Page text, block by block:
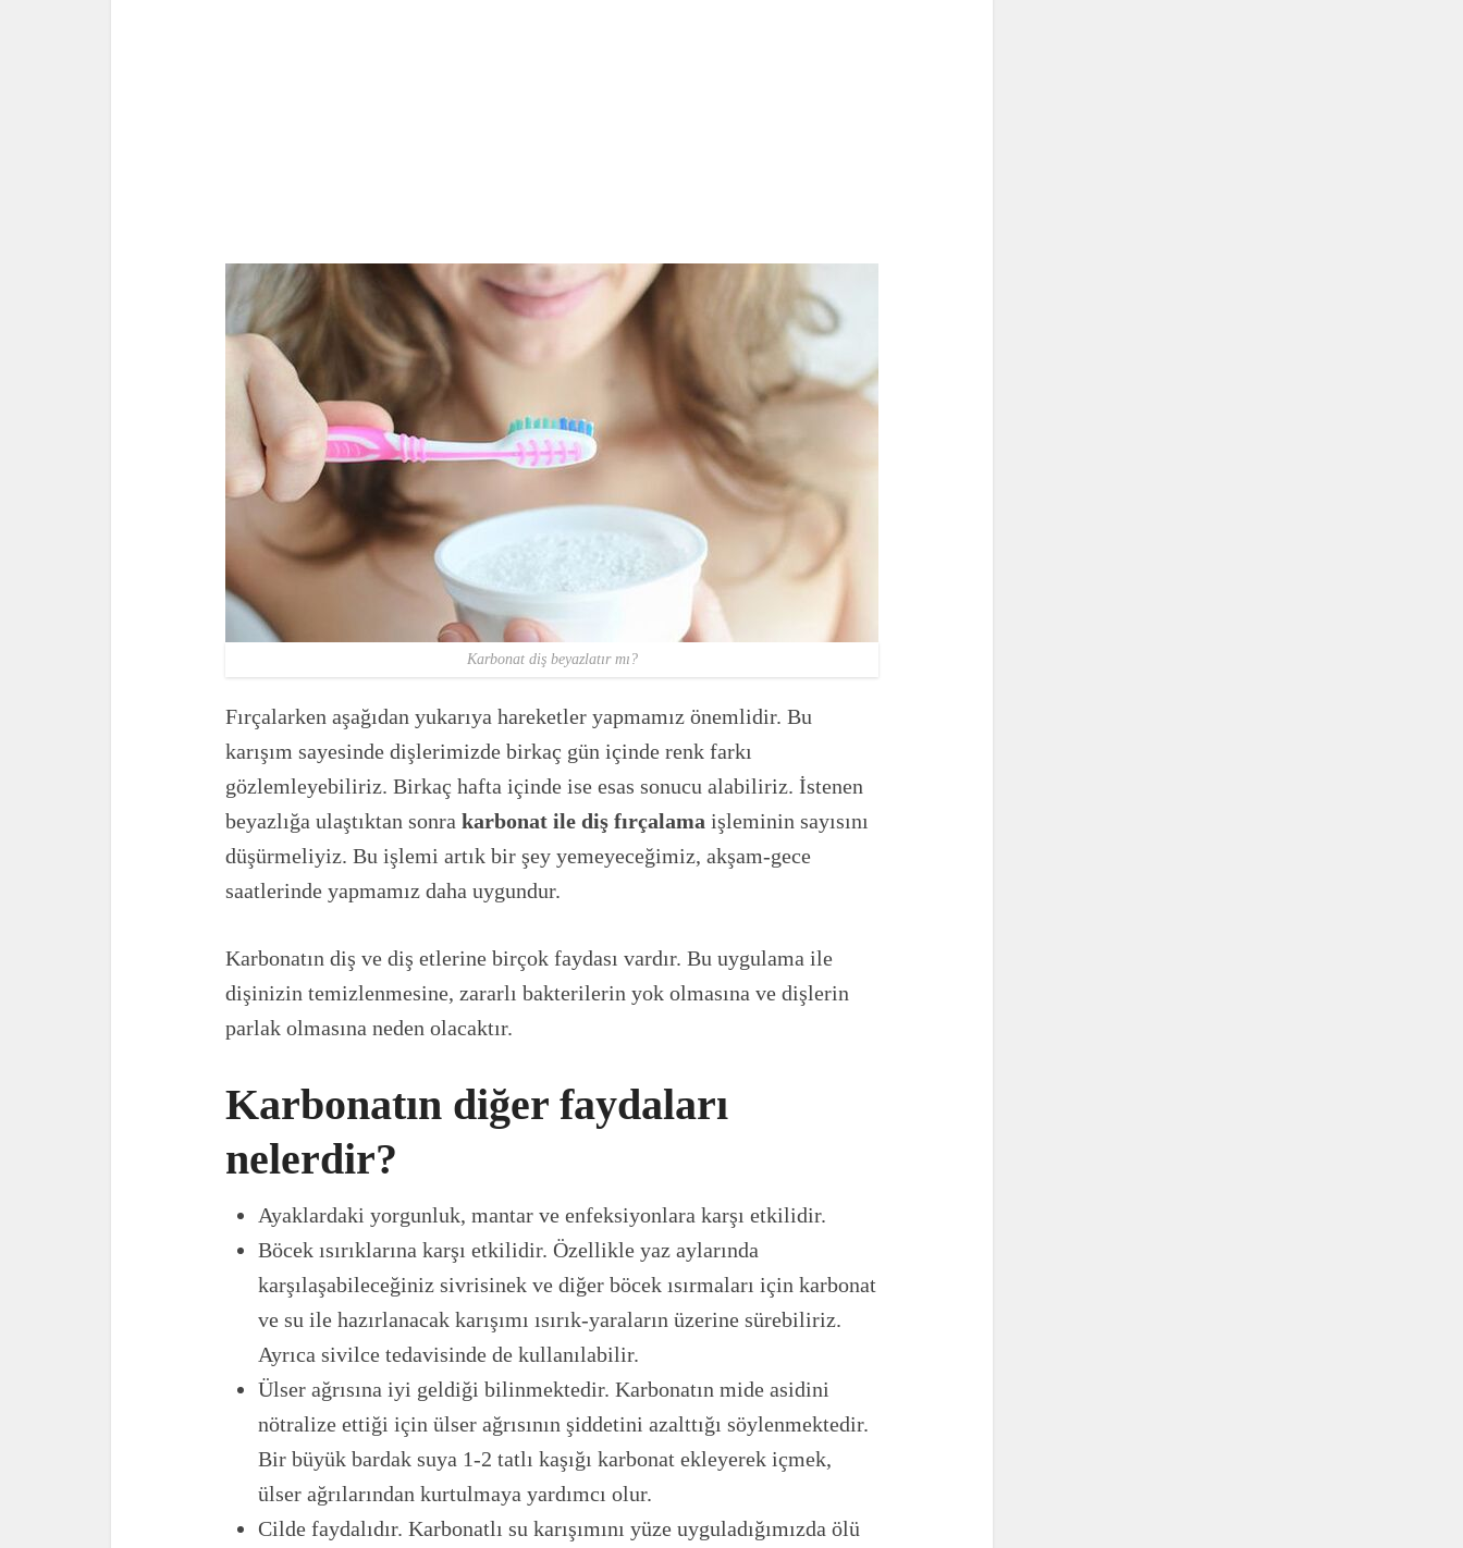
Karbonat diş beyazlatır mı?
Fırçalarken aşağıdan yukarıya hareketler yapmamız önemlidir. Bu
karışım sayesinde dişlerimizde birkaç gün içinde renk farkı
gözlemleyebiliriz. Birkaç hafta içinde ise esas sonucu alabiliriz. İstenen
beyazlığa ulaştıktan sonra karbonat ile diş fırçalama işleminin sayısını
düşürmeliyiz. Bu işlemi artık bir şey yemeyeceğimiz, akşam-gece
saatlerinde yapmamız daha uygundur.
Karbonatın diş ve diş etlerine birçok faydası vardır. Bu uygulama ile
dişinizin temizlenmesine, zararlı bakterilerin yok olmasına ve dişlerin
parlak olmasına neden olacaktır.
Karbonatın diğer faydaları
nelerdir?
Ayaklardaki yorgunluk, mantar ve enfeksiyonlara karşı etkilidir.
Böcek ısırıklarına karşı etkilidir. Özellikle yaz aylarında
karşılaşabileceğiniz sivrisinek ve diğer böcek ısırmaları için karbonat
ve su ile hazırlanacak karışımı ısırık-yaraların üzerine sürebiliriz.
Ayrıca sivilce tedavisinde de kullanılabilir.
Ülser ağrısına iyi geldiği bilinmektedir. Karbonatın mide asidini
nötralize ettiği için ülser ağrısının şiddetini azalttığı söylenmektedir.
Bir büyük bardak suya 1-2 tatlı kaşığı karbonat ekleyerek içmek,
ülser ağrılarından kurtulmaya yardımcı olur.
Cilde faydalıdır. Karbonatlı su karışımını yüze uyguladığımızda ölü